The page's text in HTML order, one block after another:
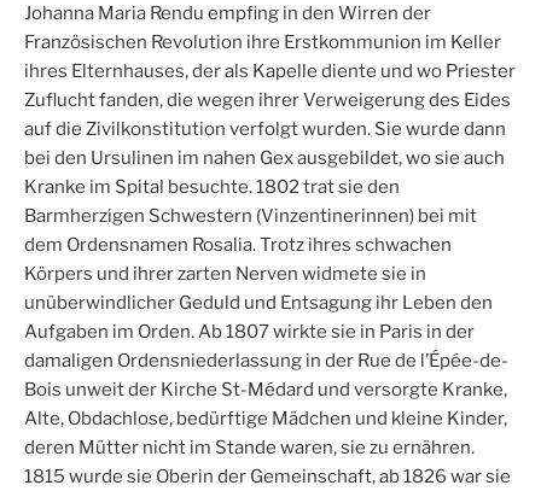
Johanna Maria Rendu empfing in den Wirren der
Französischen Revolution ihre Erstkommunion im Keller
ihres Elternhauses, der als Kapelle diente und wo Priester
Zuflucht fanden, die wegen ihrer Verweigerung des Eides
auf die Zivilkonstitution verfolgt wurden. Sie wurde dann
bei den Ursulinen im nahen Gex ausgebildet, wo sie auch
Kranke im Spital besuchte. 1802 trat sie den
Barmherzigen Schwestern (Vinzentinerinnen) bei mit
dem Ordensnamen Rosalia. Trotz ihres schwachen
Körpers und ihrer zarten Nerven widmete sie in
unüberwindlicher Geduld und Entsagung ihr Leben den
Aufgaben im Orden. Ab 1807 wirkte sie in Paris in der
damaligen Ordensniederlassung in der Rue de l’Épée-de-
Bois unweit der Kirche St-Médard und versorgte Kranke,
Alte, Obdachlose, bedürftige Mädchen und kleine Kinder,
deren Mütter nicht im Stande waren, sie zu ernähren.
1815 wurde sie Oberin der Gemeinschaft, ab 1826 war sie